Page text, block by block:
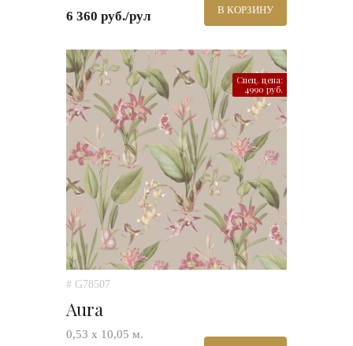
6 360 руб./рул В КОРЗИНУ
Спец. цена:
4990 руб.
# G78507
Aura
0,53 х 10,05 м.